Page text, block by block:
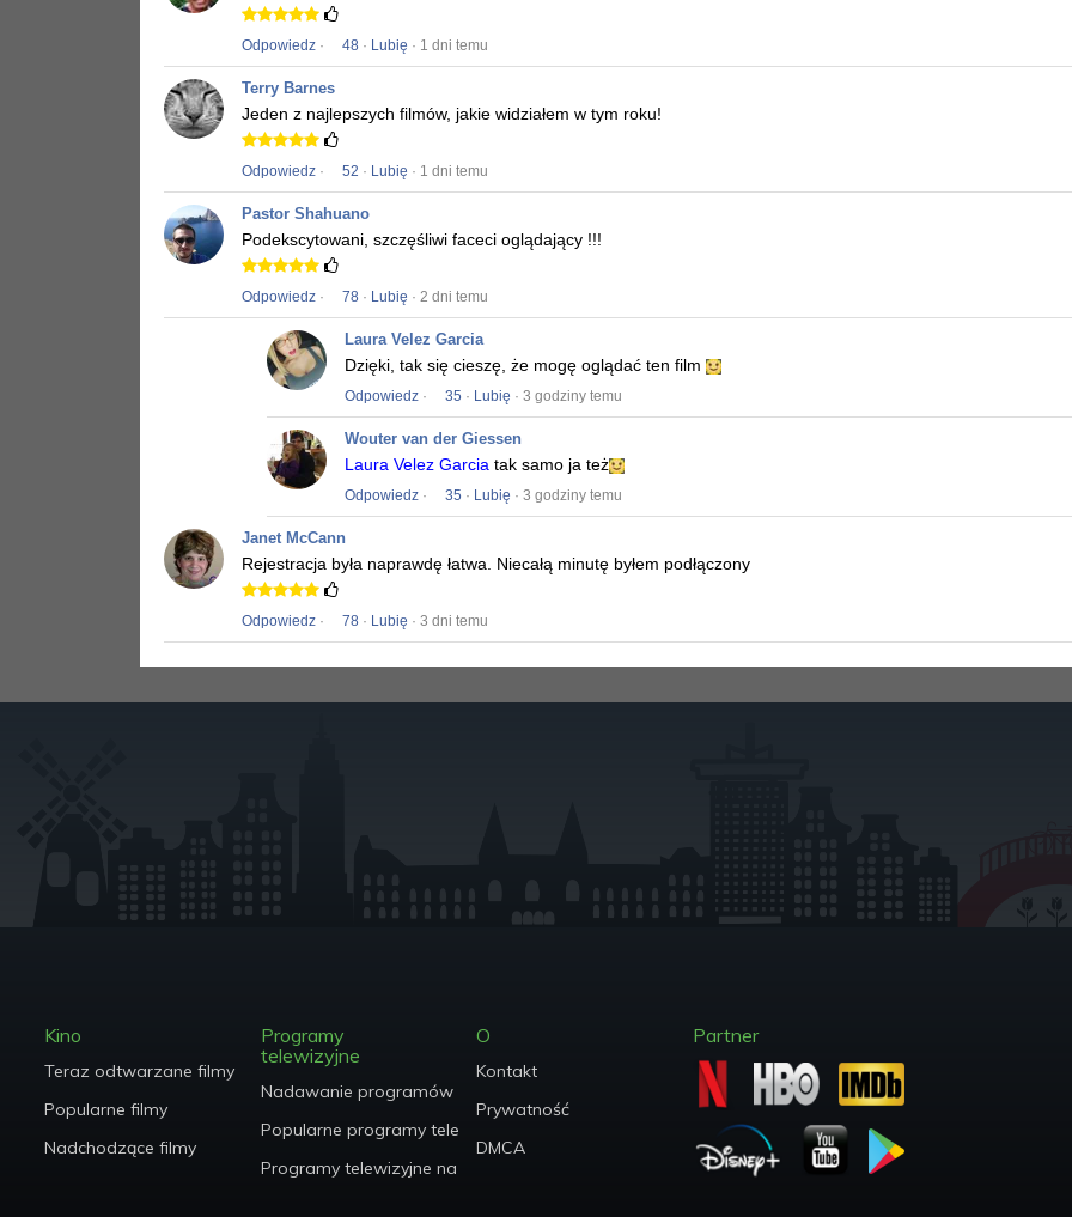
Odpowiedz · 48 · Lubię · 1 dni temu
Terry Barnes
Jeden z najlepszych filmów, jakie widziałem w tym roku!
Odpowiedz · 52 · Lubię · 1 dni temu
Pastor Shahuano
Podekscytowani, szczęśliwi faceci oglądający !!!
Odpowiedz · 78 · Lubię · 2 dni temu
Laura Velez Garcia
Dzięki, tak się cieszę, że mogę oglądać ten film
Odpowiedz · 35 · Lubię · 3 godziny temu
Wouter van der Giessen
Laura Velez Garcia tak samo ja też
Odpowiedz · 35 · Lubię · 3 godziny temu
Janet McCann
Rejestracja była naprawdę łatwa. Niecałą minutę byłem podłączony
Odpowiedz · 78 · Lubię · 3 dni temu
Kino
Teraz odtwarzane filmy
Popularne filmy
Nadchodzące filmy
Programy
telewizyjne
Nadawanie programów telewizyjnych
Popularne programy telewizyjne
Programy telewizyjne na antenie
O
Kontakt
Prywatność
DMCA
Partner